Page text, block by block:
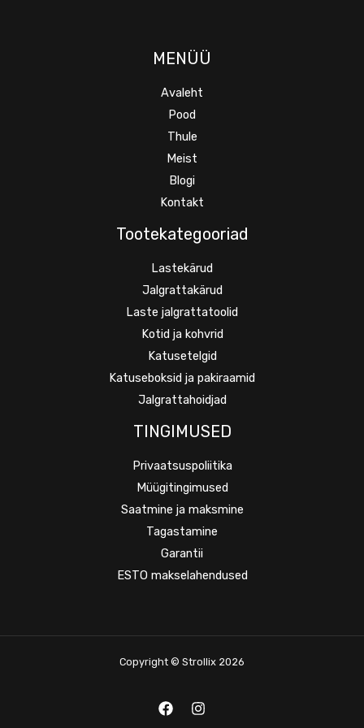
MENÜÜ
Avaleht
Pood
Thule
Meist
Blogi
Kontakt
Tootekategooriad
Lastekärud
Jalgrattakärud
Laste jalgrattatoolid
Kotid ja kohvrid
Katusetelgid
Katuseboksid ja pakiraamid
Jalgrattahoidjad
TINGIMUSED
Privaatsuspoliitika
Müügitingimused
Saatmine ja maksmine
Tagastamine
Garantii
ESTO makselahendused
Copyright © Strollix 2026